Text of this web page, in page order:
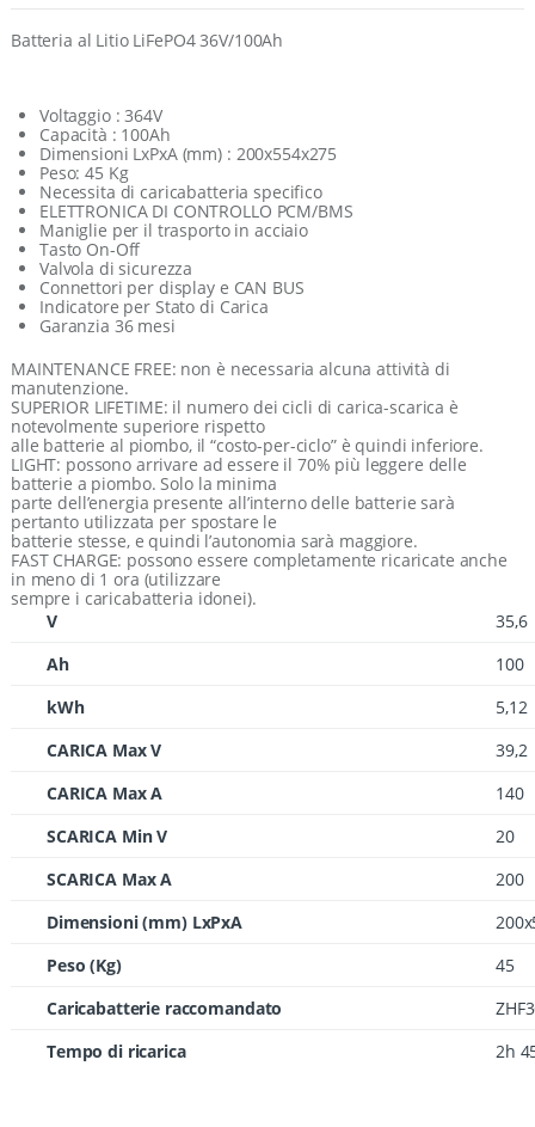
Batteria al Litio LiFePO4 36V/100Ah
Voltaggio : 364V
Capacità : 100Ah
Dimensioni LxPxA (mm) : 200x554x275
Peso: 45 Kg
Necessita di caricabatteria specifico
ELETTRONICA DI CONTROLLO PCM/BMS
Maniglie per il trasporto in acciaio
Tasto On-Off
Valvola di sicurezza
Connettori per display e CAN BUS
Indicatore per Stato di Carica
Garanzia 36 mesi
MAINTENANCE FREE: non è necessaria alcuna attività di
manutenzione.
SUPERIOR LIFETIME: il numero dei cicli di carica-scarica è
notevolmente superiore rispetto
alle batterie al piombo, il “costo-per-ciclo” è quindi inferiore.
LIGHT: possono arrivare ad essere il 70% più leggere delle
batterie a piombo. Solo la minima
parte dell’energia presente all’interno delle batterie sarà
pertanto utilizzata per spostare le
batterie stesse, e quindi l’autonomia sarà maggiore.
FAST CHARGE: possono essere completamente ricaricate anche
in meno di 1 ora (utilizzare
sempre i caricabatteria idonei).
V
35,6
Ah
100
kWh
5,12
CARICA Max V
39,2
CARICA Max A
140
SCARICA Min V
20
SCARICA Max A
200
Dimensioni (mm) LxPxA
Peso (Kg)
45
Caricabatterie raccomandato
Tempo di ricarica
2h